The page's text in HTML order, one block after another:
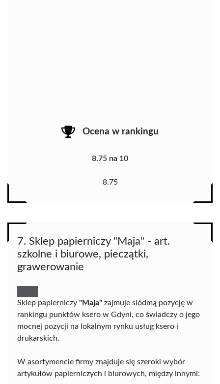
Ocena w rankingu
8.75 na 10
8.75
7. Sklep papierniczy "Maja" - art.
szkolne i biurowe, pieczątki,
grawerowanie
Sklep papierniczy "Maja" zajmuje siódmą pozycję w
rankingu punktów ksero w Gdyni, co świadczy o jego
mocnej pozycji na lokalnym rynku usług ksero i
drukarskich.
W asortymencie firmy znajduje się szeroki wybór
artykułów papierniczych i biurowych, między innymi: